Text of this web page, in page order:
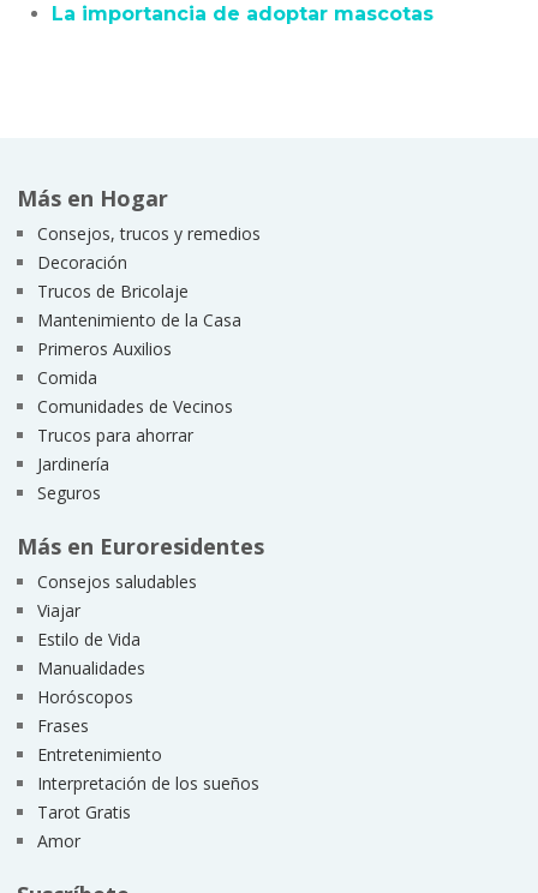
La importancia de adoptar mascotas
Más en Hogar
Consejos, trucos y remedios
Decoración
Trucos de Bricolaje
Mantenimiento de la Casa
Primeros Auxilios
Comida
Comunidades de Vecinos
Trucos para ahorrar
Jardinería
Seguros
Más en Euroresidentes
Consejos saludables
Viajar
Estilo de Vida
Manualidades
Horóscopos
Frases
Entretenimiento
Interpretación de los sueños
Tarot Gratis
Amor